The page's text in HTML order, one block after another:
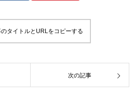
タイトルとURLをコピーする
次の記事